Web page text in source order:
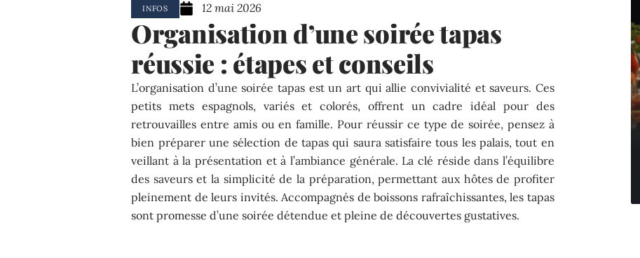
INFOS 12 mai 2026
Organisation d’une soirée tapas
réussie : étapes et conseils
L’organisation d’une soirée tapas est un art qui allie convivialité et saveurs. Ces
petits mets espagnols, variés et colorés, offrent un cadre idéal pour des
retrouvailles entre amis ou en famille. Pour réussir ce type de soirée, pensez à
bien préparer une sélection de tapas qui saura satisfaire tous les palais, tout en
veillant à la présentation et à l’ambiance générale. La clé réside dans l’équilibre
des saveurs et la simplicité de la préparation, permettant aux hôtes de profiter
pleinement de leurs invités. Accompagnés de boissons rafraîchissantes, les tapas
sont promesse d’une soirée détendue et pleine de découvertes gustatives.